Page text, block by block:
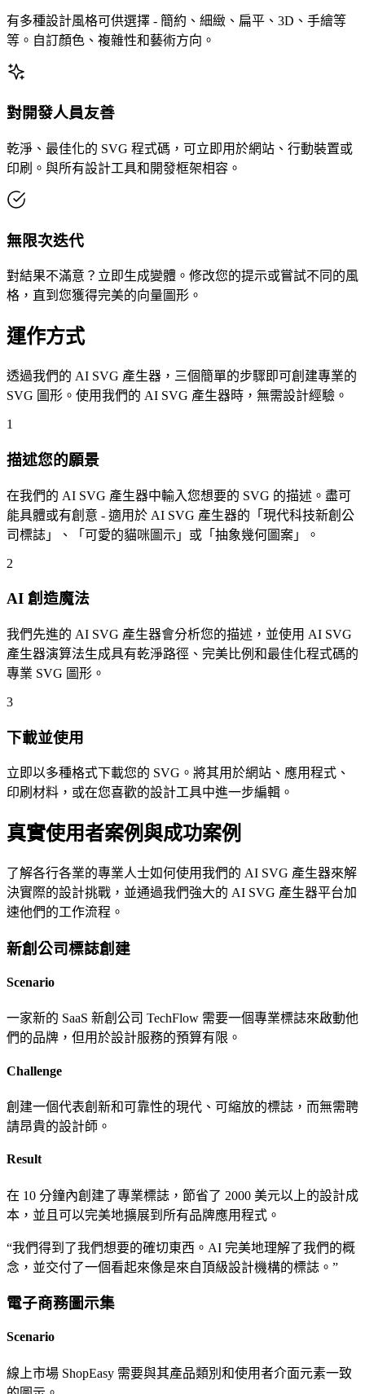
有多種設計風格可供選擇 - 簡約、細緻、扁平、3D、手繪等
等。自訂顏色、複雜性和藝術方向。
對開發人員友善
乾淨、最佳化的 SVG 程式碼，可立即用於網站、行動裝置或
印刷。與所有設計工具和開發框架相容。
無限次迭代
對結果不滿意？立即生成變體。修改您的提示或嘗試不同的風
格，直到您獲得完美的向量圖形。
運作方式
透過我們的 AI SVG 產生器，三個簡單的步驟即可創建專業的
SVG 圖形。使用我們的 AI SVG 產生器時，無需設計經驗。
1
描述您的願景
在我們的 AI SVG 產生器中輸入您想要的 SVG 的描述。盡可
能具體或有創意 - 適用於 AI SVG 產生器的「現代科技新創公
司標誌」、「可愛的貓咪圖示」或「抽象幾何圖案」。
2
AI 創造魔法
我們先進的 AI SVG 產生器會分析您的描述，並使用 AI SVG
產生器演算法生成具有乾淨路徑、完美比例和最佳化程式碼的
專業 SVG 圖形。
3
下載並使用
立即以多種格式下載您的 SVG。將其用於網站、應用程式、
印刷材料，或在您喜歡的設計工具中進一步編輯。
真實使用者案例與成功案例
了解各行各業的專業人士如何使用我們的 AI SVG 產生器來解
決實際的設計挑戰，並通過我們強大的 AI SVG 產生器平台加
速他們的工作流程。
新創公司標誌創建
Scenario
一家新的 SaaS 新創公司 TechFlow 需要一個專業標誌來啟動他
們的品牌，但用於設計服務的預算有限。
Challenge
創建一個代表創新和可靠性的現代、可縮放的標誌，而無需聘
請昂貴的設計師。
Result
在 10 分鐘內創建了專業標誌，節省了 2000 美元以上的設計成
本，並且可以完美地擴展到所有品牌應用程式。
“我們得到了我們想要的確切東西。AI 完美地理解了我們的概
念，並交付了一個看起來像是來自頂級設計機構的標誌。 ”
電子商務圖示集
Scenario
線上市場 ShopEasy 需要與其產品類別和使用者介面元素一致